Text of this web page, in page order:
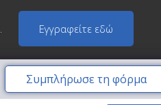
Εγγραφείτε εδώ
Συμπλήρωσε τη φόρμα